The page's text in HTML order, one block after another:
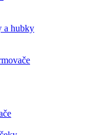
a hubky